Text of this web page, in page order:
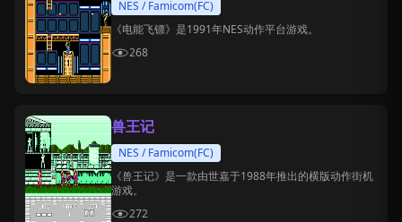
NES / Famicom(FC)
《电能飞镖》是1991年NES动作平台游戏。
268
兽王记
NES / Famicom(FC)
《兽王记》是一款由世嘉于1988年推出的横版动作街机
游戏。
272